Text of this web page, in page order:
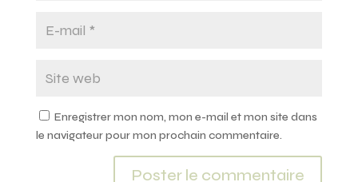
Enregistrer mon nom, mon e-mail et mon site dans
le navigateur pour mon prochain commentaire.